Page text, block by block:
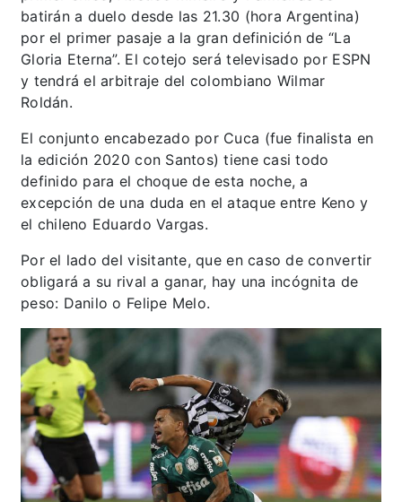
batirán a duelo desde las 21.30 (hora Argentina)
por el primer pasaje a la gran definición de “La
Gloria Eterna”. El cotejo será televisado por ESPN
y tendrá el arbitraje del colombiano Wilmar
Roldán.
El conjunto encabezado por Cuca (fue finalista en
la edición 2020 con Santos) tiene casi todo
definido para el choque de esta noche, a
excepción de una duda en el ataque entre Keno y
el chileno Eduardo Vargas.
Por el lado del visitante, que en caso de convertir
obligará a su rival a ganar, hay una incógnita de
peso: Danilo o Felipe Melo.